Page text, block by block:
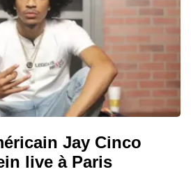
Jay Cinco
live à Paris